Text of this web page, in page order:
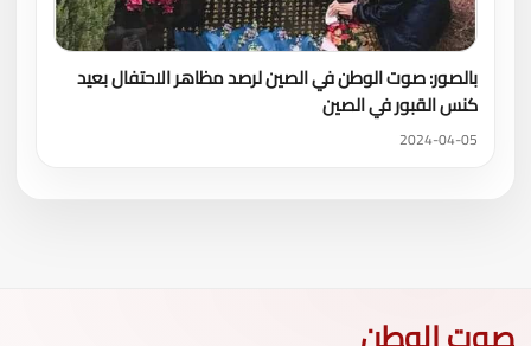
بالصور: صوت الوطن في الصين لرصد مظاهر الاحتفال بعيد
كنس القبور في الصين
2024-04-05